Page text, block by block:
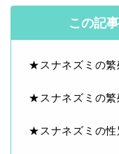
この記
★スナネズミの繁
★スナネズミの繁
★スナネズミの性